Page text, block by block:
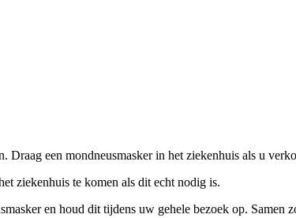
een mondneusmasker in het ziekenhuis als u
ziekenhuis te komen als dit echt nodig is.
en houd dit tijdens uw gehele bezoek op.